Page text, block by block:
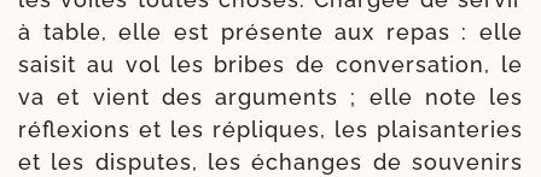
à table, elle est pré­sente aux repas : elle
sai­sit au vol les bribes de conver­sa­tion, le
va et vient des argu­ments ; elle note les
réflexions et les répliques, les plaisan­teries
et les dis­putes, les échanges de sou­ve­nirs